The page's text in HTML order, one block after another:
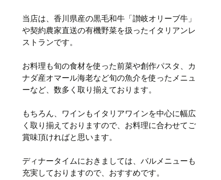
当店は、香川県産の黒毛和牛「讃岐オリーブ牛」
や契約農家直送の有機野菜を扱ったイタリアンレ
ストランです。
お料理も旬の食材を使った前菜や創作パスタ、カ
ナダ産オマール海老など旬の魚介を使ったメニュ
ーなど、数多く取り揃えております。
もちろん、ワインもイタリアワインを中心に幅広
く取り揃えておりますので、お料理に合わせてご
賞味頂ければと思います。
ディナータイムにおきましては、バルメニューも
充実しておりますので、おすすめです。